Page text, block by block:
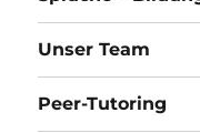
Unser Team
Peer-Tutoring